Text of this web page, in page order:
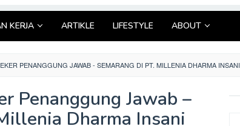
KERJA ARTIKLE LIFESTYLE ABOUT
PENANGGUNG JAWAB - SEMARANG DI PT. MILLENIA DHARMA INSANI
Penanggung Jawab –
Dharma Insani